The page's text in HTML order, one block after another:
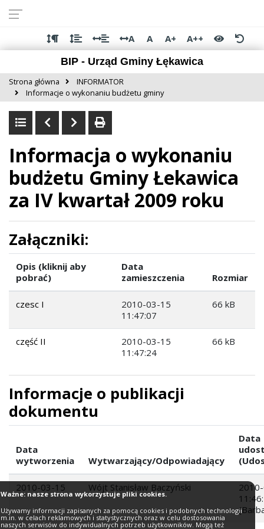
dostępności
głównej
treści
menu
stopki
A A A+
A++
BIP - Urząd Gminy Łękawica
Strona główna
INFORMATOR
Informacje o wykonaniu budżetu gminy
Informacja o wykonaniu
budżetu Gminy Łekawica
za IV kwartał 2009 roku
Załączniki:
Opis (kliknij aby
pobrać)
Data
zamieszczenia
Rozmiar
czesc I
2010-03-15
11:47:07
66 kB
część II
2010-03-15
11:47:24
66 kB
Informacje o publikacji
dokumentu
Data
wytworzenia
Wytwarzający/Odpowiadający
Data
2010-03-15 Wójt Stanisław Baczyński
Ważne: nasze strona wykorzystuje pliki cookies.
Używamy informacji zapisanych za pomocą cookies i podobnych technologii
m.in. w celach reklamowych i statystycznych oraz w celu dostosowania
naszych serwisów do indywidualnych potrzeb użytkowników. Mogą też